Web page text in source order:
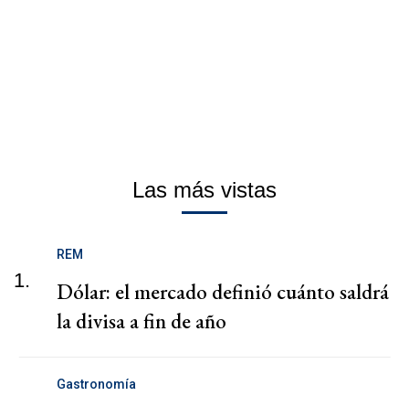
Las más vistas
1.
REM
Dólar: el mercado definió cuánto saldrá
la divisa a fin de año
Gastronomía